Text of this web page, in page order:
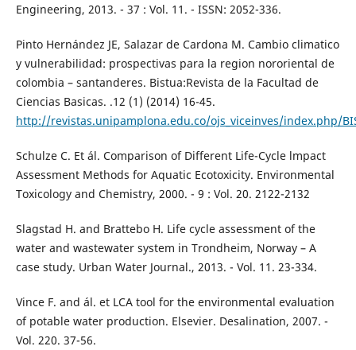
Engineering, 2013. - 37 : Vol. 11. - ISSN: 2052-336.
Pinto Hernández JE, Salazar de Cardona M. Cambio climatico
y vulnerabilidad: prospectivas para la region nororiental de
colombia – santanderes. Bistua:Revista de la Facultad de
Ciencias Basicas. .12 (1) (2014) 16-45.
http://revistas.unipamplona.edu.co/ojs_viceinves/index.php/
Schulze C. Et ál. Comparison of Different Life-Cycle lmpact
Assessment Methods for Aquatic Ecotoxicity. Environmental
Toxicology and Chemistry, 2000. - 9 : Vol. 20. 2122-2132
Slagstad H. and Brattebo H. Life cycle assessment of the
water and wastewater system in Trondheim, Norway – A
case study. Urban Water Journal., 2013. - Vol. 11. 23-334.
Vince F. and ál. et LCA tool for the environmental evaluation
of potable water production. Elsevier. Desalination, 2007. -
Vol. 220. 37-56.